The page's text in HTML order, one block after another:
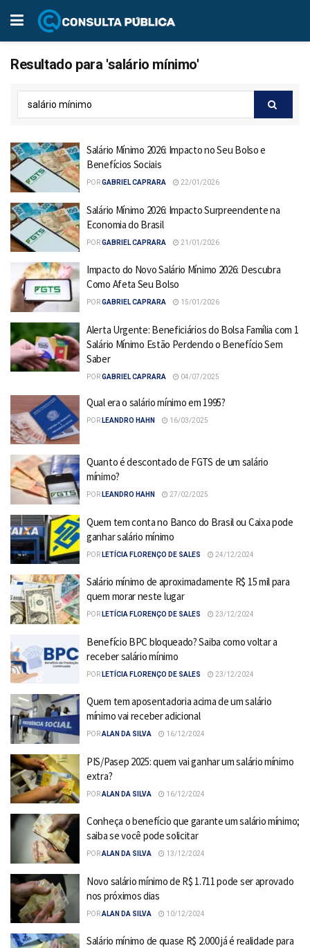
Resultado para 'salário mínimo'
Salário Mínimo 2026: Impacto no Seu Bolso e
Benefícios Sociais
PORGABRIEL CAPRARA 22/01/2026
Salário Mínimo 2026: Impacto Surpreendente na
Economia do Brasil
PORGABRIEL CAPRARA 21/01/2026
Impacto do Novo Salário Mínimo 2026: Descubra
Como Afeta Seu Bolso
PORGABRIEL CAPRARA 15/01/2026
Alerta Urgente: Beneficiários do Bolsa Família com 1
Salário Mínimo Estão Perdendo o Benefício Sem
Saber
PORGABRIEL CAPRARA 04/07/2025
Qual era o salário mínimo em 1995?
POR LEANDRO HAHN 16/03/2025
Quanto é descontado de FGTS de um salário
mínimo?
POR LEANDRO HAHN 27/02/2025
Quem tem conta no Banco do Brasil ou Caixa pode
ganhar salário mínimo
POR LETÍCIA FLORENÇO DE SALES 24/12/2024
Salário mínimo de aproximadamente R$ 15 mil para
quem morar neste lugar
POR LETÍCIA FLORENÇO DE SALES 23/12/2024
Benefício BPC bloqueado? Saiba como voltar a
receber salário mínimo
POR LETÍCIA FLORENÇO DE SALES 23/12/2024
Quem tem aposentadoria acima de um salário
mínimo vai receber adicional
PORALAN DA SILVA 16/12/2024
PIS/Pasep 2025: quem vai ganhar um salário mínimo
extra?
PORALAN DA SILVA 16/12/2024
Conheça o benefício que garante um salário mínimo;
saiba se você pode solicitar
PORALAN DA SILVA 13/12/2024
Novo salário mínimo de R$ 1.711 pode ser aprovado
nos próximos dias
PORALAN DA SILVA 10/12/2024
Salário mínimo de quase R$ 2.000 já é realidade para